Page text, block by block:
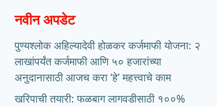
नवीन अपडेट
पुण्यश्लोक अहिल्यादेवी होळकर कर्जमाफी योजना: २
लाखांपर्यंत कर्जमाफी आणि ५० हजारांच्या
अनुदानासाठी आजच करा ‘हे’ महत्त्वाचे काम
खरिपाची तयारी: फळबाग लागवडीसाठी १००%